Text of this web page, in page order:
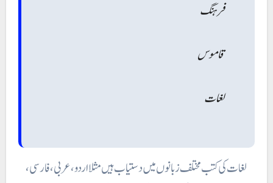
فرہنگ
قاموس
لغات
لغات کی کتب مختلف زبانوں میں دستیاب ہیں مثلا اردو، عربی ، فارسی ،